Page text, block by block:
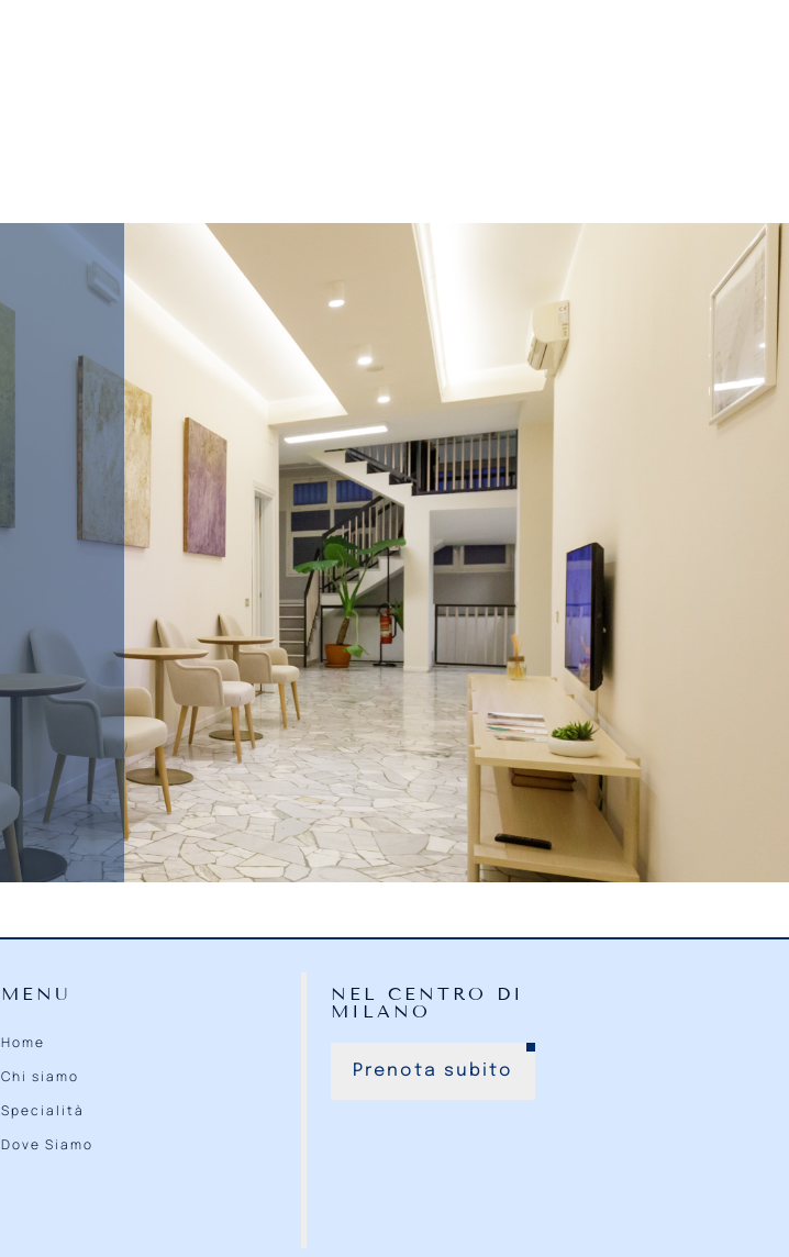
MENU
Home
Chi siamo
Specialità
Dove Siamo
NEL CENTRO DI
MILANO
Prenota subito